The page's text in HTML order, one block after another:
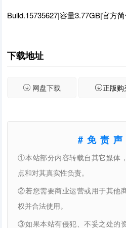
Build.15735627|容量3.77GB|官方
下载地址
网盘下载 正版购
#免责
①本站部分内容转载自其它媒体
点和对其真实性负责。
②若您需要商业运营或用于其他
权并合法使用。
③如果本站有侵犯、不妥之处的